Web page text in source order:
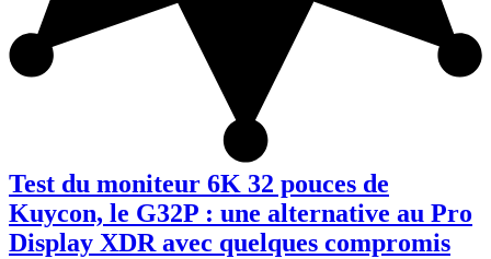
Test du moniteur 6K 32 pouces de
Kuycon, le G32P : une alternative au Pro
Display XDR avec quelques compromis